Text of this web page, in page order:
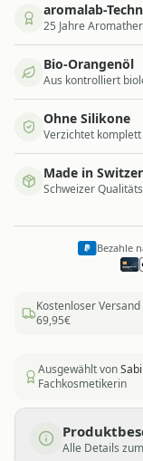
aromalab-
25 Jahre
Bio-Orangenöl
Aus kontrolliert
Ohne Silikone
Verzichtet
Made in
Schweizer
Bezahle
Kostenloser Versand
69,95€
Ausgewählt von
Fachkosmetikerin
Alle Details